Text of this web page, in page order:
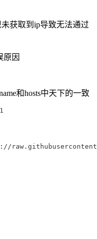
获取到ip导致无法通过
原因
和hosts中天下的一致